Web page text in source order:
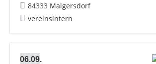
84333 Malgersdorf
vereinsintern
06.09.